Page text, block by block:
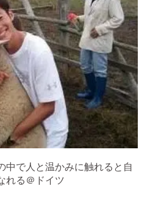
中で人と温かみに触れると自
れる＠ドイツ